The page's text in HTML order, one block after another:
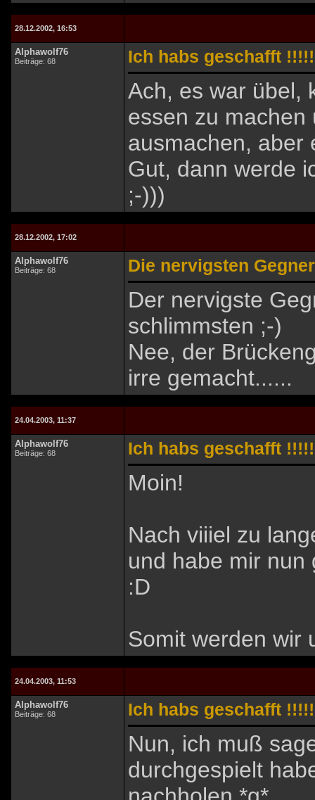
28.12.2002, 16:53
Alphawolf76
Beiträge: 68 Ich habs geschafft !!!!!
Ach, es war übel,
essen zu
ausmachen, aber
Gut, dann werde
;-)))
28.12.2002, 17:02
Alphawolf76
Beiträge: 68 Die nervigsten
Der nervigste
schlimmsten ;-)
Nee, der
irre gemacht......
24.04.2003, 11:37
Alphawolf76
Beiträge: 68 Ich habs geschafft !!!!!
Moin!
Nach viiiel zu
und habe mir nun
:D
Somit werden wir
24.04.2003, 11:53
Alphawolf76
Beiträge: 68 Ich habs geschafft !!!!!
Nun, ich muß
durchgespielt